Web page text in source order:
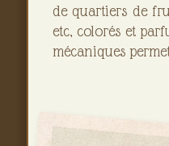
de quartiers de
etc, colorés et
mécaniques